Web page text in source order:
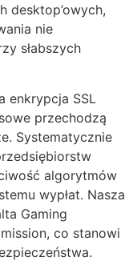
desktop’owych,
nie
słabszych
enkrypcja SSL
przechodzą
Systematycznie
algorytmów
wypłat. Nasza
Gaming
co stanowi